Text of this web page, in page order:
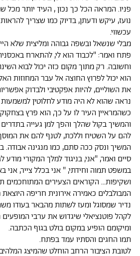
פניו. המראה הכל כך נכון , העיד יותר מכל
נועז, עיקש ודעתן, בדיוק כמו שצריך
עכשווי.
מבלי שנשאל ובשפה גבוהה ומליצית שלא
פתח ואמר: "לכבוד הוא לי, להתארח
וחשובה. רק מתוך מקום כזה יכול לבוא
הוא יכול לפרוץ החוצה אל עבר המחוזות
את השוליים, להיות אפקטיבי ולבדוק
נראה שהוא לא היה מודע לחלוטין למשמעות
כשהמראיין העיר לו על כך, הוא פרץ
והמשיך בקול שהלך והפך למן געייה
להם על השטיח וללכת, לטנף להם את המוסף
המשיך ונסק ככה סתם, כמו מנגינה אבודה.
סיים ואמר, "אני, בניגוד למלך המקורי מודע
במשפט תמוה וחידתי, " אני בכלל צייר, אני
ושקיפות... הקוראים הצעירים המתוחכמים
המבולבלים כאמירה אירונית חריפה היוצאת
נדיר שמסוגל ומעז לשתות מהבאר בעודו
לקהל פוטנציאלי שיגדוש את ערבי
ומיקומם הופיע במקום בולט בגוף הכתבה.
תמו החגים והסתיו עמד בפתח.
לטובת הציבור הרחב הוחלט שהמיצג